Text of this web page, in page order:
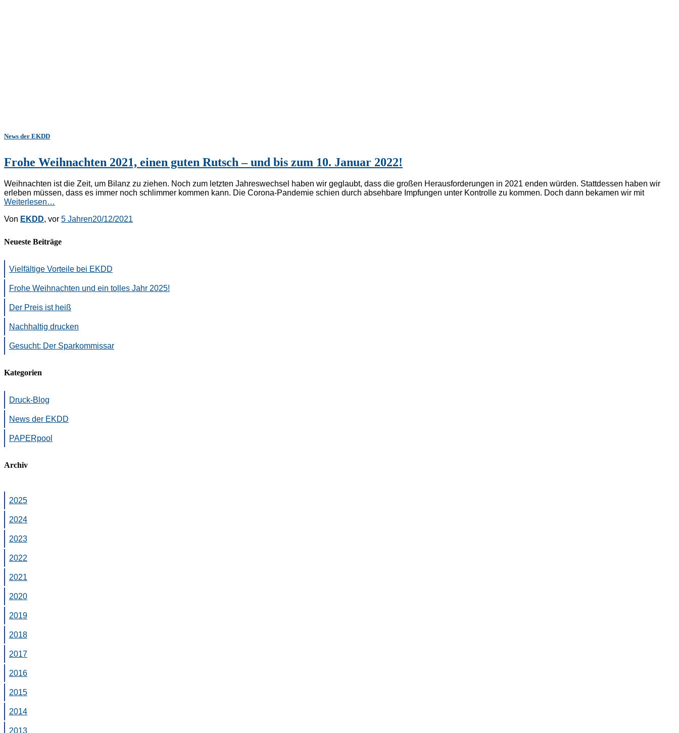
News der EKDD
Frohe Weihnachten 2021, einen guten Rutsch – und bis zum 10. Januar 2022!
Weihnachten ist die Zeit, um Bilanz zu ziehen. Noch zum letzten Jahreswechsel haben wir geglaubt, dass die großen Herausforderungen in 2021 enden würden. Stattdessen haben wir
erleben müssen, dass es immer noch schlimmer kommen kann. Die Corona-Pandemie schien durch absehbare Impfungen unter Kontrolle zu kommen. Doch dann bekamen wir mit
Weiterlesen…
Von EKDD, vor 5 Jahren20/12/2021
Neueste Beiträge
Vielfältige Vorteile bei EKDD
Frohe Weihnachten und ein tolles Jahr 2025!
Der Preis ist heiß
Nachhaltig drucken
Gesucht: Der Sparkommissar
Kategorien
Druck-Blog
News der EKDD
PAPERpool
Archiv
2025
2024
2023
2022
2021
2020
2019
2018
2017
2016
2015
2014
2013